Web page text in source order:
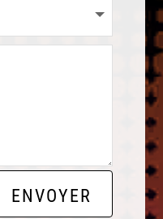
ENVOYER